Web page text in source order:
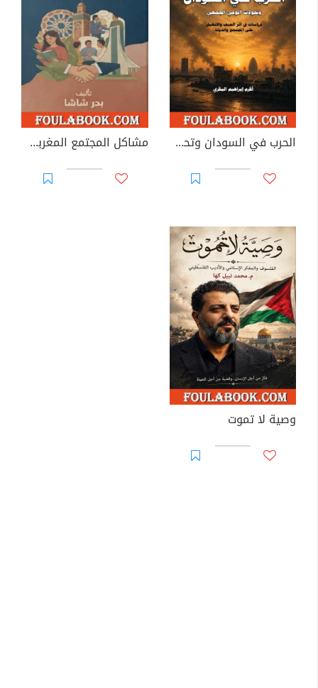
الحرب في السودان وتحولات الوعي الجمعي مشاكل المجتمع المغربي وحلول عملية: رؤية تحليلية لفهم الواقع وبناء المستقبل
وصية لا تموت